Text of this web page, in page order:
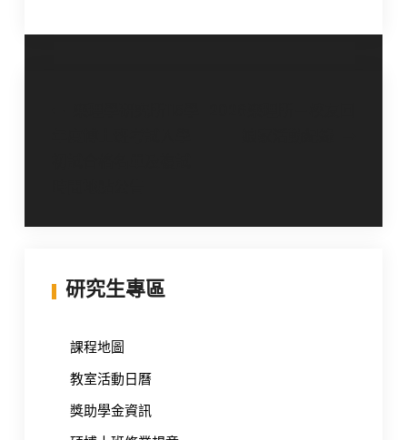
研究生專區
課程地圖
教室活動日曆
獎助學金資訊